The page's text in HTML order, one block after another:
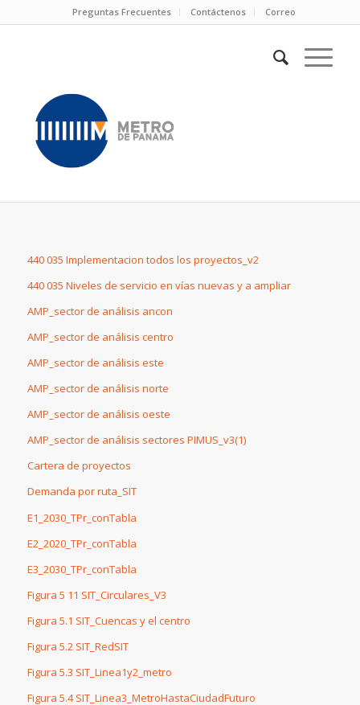
Preguntas Frecuentes Contáctenos Correo
440 035 Implementacion todos los proyectos_v2
440 035 Niveles de servicio en vías nuevas y a ampliar
AMP_sector de análisis ancon
AMP_sector de análisis centro
AMP_sector de análisis este
AMP_sector de análisis norte
AMP_sector de análisis oeste
AMP_sector de análisis sectores PIMUS_v3(1)
Cartera de proyectos
Demanda por ruta_SIT
E1_2030_TPr_conTabla
E2_2020_TPr_conTabla
E3_2030_TPr_conTabla
Figura 5 11 SIT_Circulares_V3
Figura 5.1 SIT_Cuencas y el centro
Figura 5.2 SIT_RedSIT
Figura 5.3 SIT_Linea1y2_metro
Figura 5.4 SIT_Linea3_MetroHastaCiudadFuturo